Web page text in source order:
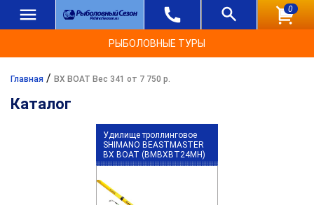
0
РЫБОЛОВНЫЕ ТУРЫ
Главная / BX BOAT Вес 341 от 7 750 р.
Каталог
Удилище троллинговое
SHIMANO BEASTMASTER
BX BOAT (BMBXBT24MH)